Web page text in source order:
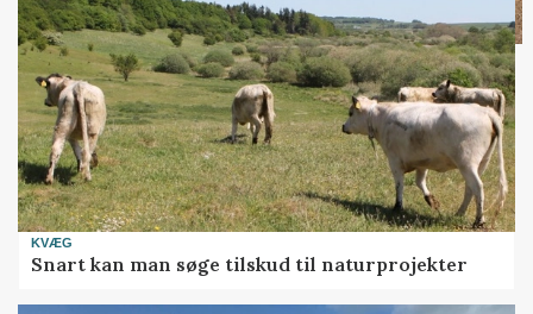
KVÆG
Snart kan man søge tilskud til naturprojekter